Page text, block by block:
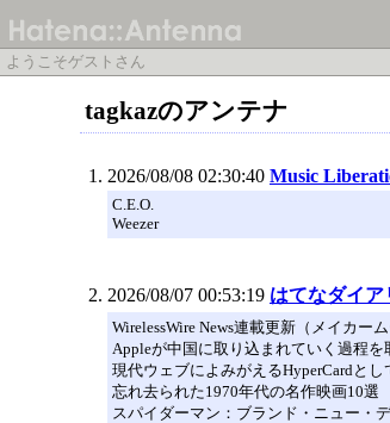
ようこそゲストさん
tagkazのアンテナ
2026/08/08 02:30:40 Music
C.E.O.
Weezer
2026/08/07 00:53:19 はてなダイ
WirelessWire News連載更新（メイカー
Appleが中国に取り込まれていく過程
現代ウェブによみがえるHyperCardとし
忘れ去られた1970年代の名作映画10選
スパイダーマン：ブランド・ニュー・